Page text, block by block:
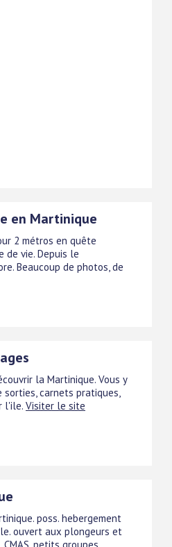
en Martinique
2 métros en quête
de vie. Depuis le
Beaucoup de photos, de
la Martinique. Vous y
carnets pratiques,
l'ile. Visiter le site
poss. hebergement
ouvert aux plongeurs et